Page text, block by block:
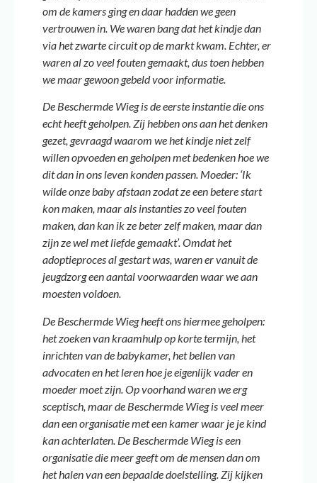
om de kamers ging en daar hadden we geen
vertrouwen in. We waren bang dat het kindje dan
via het zwarte circuit op de markt kwam. Echter, er
waren al zo veel fouten gemaakt, dus toen hebben
we maar gewoon gebeld voor informatie.
De Beschermde Wieg is de eerste instantie die ons
echt heeft geholpen. Zij hebben ons aan het denken
gezet, gevraagd waarom we het kindje niet zelf
willen opvoeden en geholpen met bedenken hoe we
dit dan in ons leven konden passen. Moeder: ‘Ik
wilde onze baby afstaan zodat ze een betere start
kon maken, maar als instanties zo veel fouten
maken, dan kan ik ze beter zelf maken, maar dan
zijn ze wel met liefde gemaakt’.Omdat het
adoptieproces al gestart was, waren er vanuit de
jeugdzorg een aantal voorwaarden waar we aan
moesten voldoen.
De Beschermde Wieg heeft ons hiermee geholpen:
het zoeken van kraamhulp op korte termijn, het
inrichten van de babykamer, het bellen van
advocaten en het leren hoe je eigenlijk vader en
moeder moet zijn. Op voorhand waren we erg
sceptisch, maar de Beschermde Wieg is veel meer
dan een organisatie met een kamer waar je je kind
kan achterlaten. De Beschermde Wieg is een
organisatie die meer geeft om de mensen dan om
het halen van een bepaaldedoelstelling. Zij kijken